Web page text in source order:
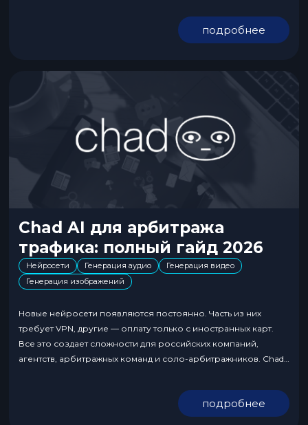
Midjourney и подобных сетях не получится, так как они
блокируют NSFW-тематику. Поиск дизайнера удорожает и
затягивает запуск кампаний. Есть нестандартное решение —
подробнее
Chad AI для арбитража
трафика: полный гайд 2026
Нейросети Генерация аудио
Генерация видео
Генерация изображений
Новые нейросети появляются постоянно. Часть из них
требует VPN, другие — оплату только с иностранных карт.
Все это создает сложности для российских компаний,
агентств, арбитражных команд и соло-арбитражников. Chad
русском, возможность оплаты российскими картами или по
безналу, сразу несколько нейросетей «в одном окне»,
подробнее